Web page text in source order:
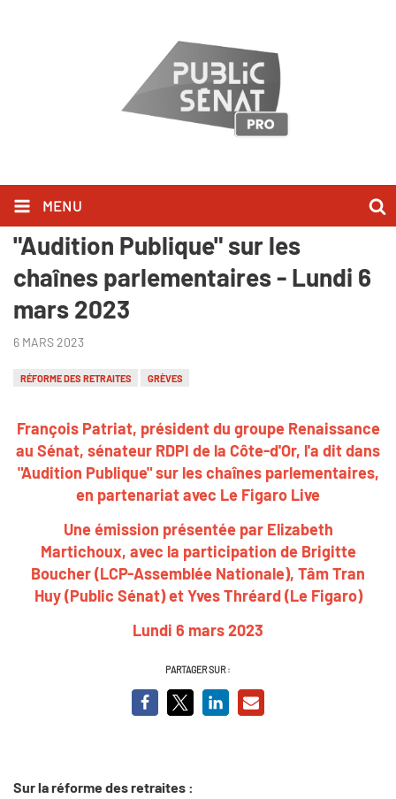
MENU
François Patriat l'a dit dans
"Audition Publique" sur les
chaînes parlementaires - Lundi 6
mars 2023
6 MARS 2023
RÉFORME DES RETRAITES GRÈVES
François Patriat, président du groupe Renaissance
au Sénat, sénateur RDPI de la Côte-d'Or, l'a dit dans
"Audition Publique" sur les chaînes parlementaires,
en partenariat avec Le Figaro Live
Une émission présentée par Elizabeth
Martichoux, avec la participation de Brigitte
Boucher (LCP-Assemblée Nationale), Tâm Tran
Huy (Public Sénat) et Yves Thréard (Le Figaro)
Lundi 6 mars 2023
PARTAGER SUR :
Sur la réforme des retraites :